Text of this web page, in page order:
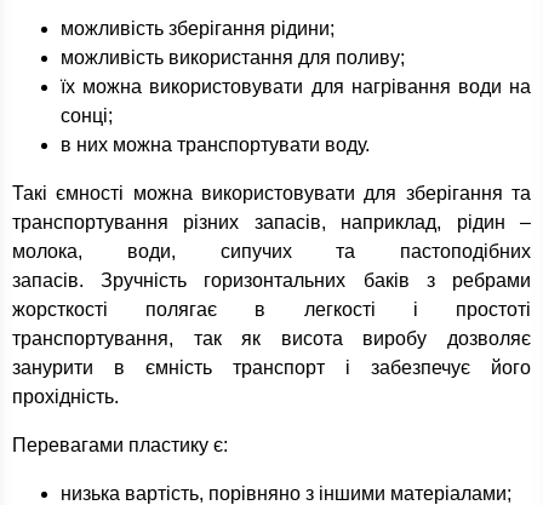
можливість зберігання рідини;
можливість використання для поливу;
їх можна використовувати для нагрівання води на
сонці;
в них можна транспортувати воду.
Такі ємності можна використовувати для зберігання та
транспортування різних запасів, наприклад, рідин –
молока, води, сипучих та пастоподібних
запасів. Зручність горизонтальних баків з ребрами
жорсткості полягає в легкості і простоті
транспортування, так як висота виробу дозволяє
занурити в ємність транспорт і забезпечує його
прохідність.
Перевагами пластику є:
низька вартість, порівняно з іншими матеріалами;